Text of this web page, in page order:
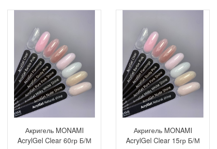
Акригель MONAMI
AcrylGel Clear 60гр Б/М
Акригель MONAMI
AcrylGel Clear 15гр Б/М